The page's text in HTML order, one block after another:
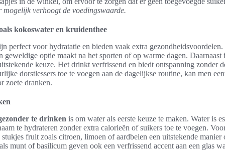
verhoogt de voedingswaarde.
kokoswater en kruidenthee
perfect voor hydratatie en bieden vaak extra
geweldige optie maakt na het sporten of op warme dagen. Daarnaast
keuze. Het drinkt verfrissend en biedt ontspanning zonder
dorstlessers toe te voegen aan de dagelijkse routine, kan men
zoete dranken.
te drinken is om water als eerste keuze te maken. Water is
te hydrateren zonder extra calorieën of suikers toe te voegen.
fruit zoals citroen, limoen of aardbeien een uitstekende
munt of basilicum geven ook een verfrissend accent aan een glas